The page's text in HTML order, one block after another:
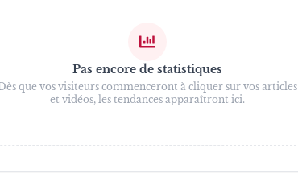
Pas encore de statistiques
que vos visiteurs commenceront à cliquer sur vos articles
et vidéos, les tendances apparaîtront ici.